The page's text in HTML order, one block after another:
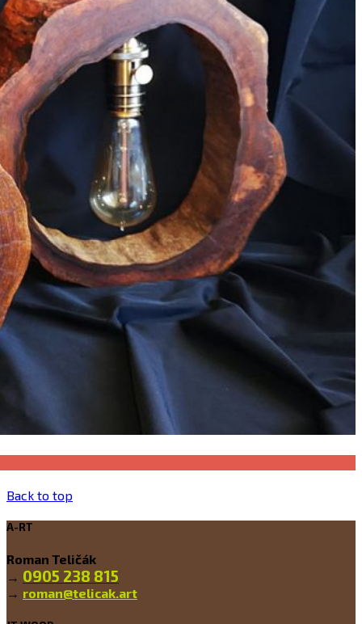
Back to top
A-RT
Roman Teličák
→ 0905 238 815
→ roman@telicak.art